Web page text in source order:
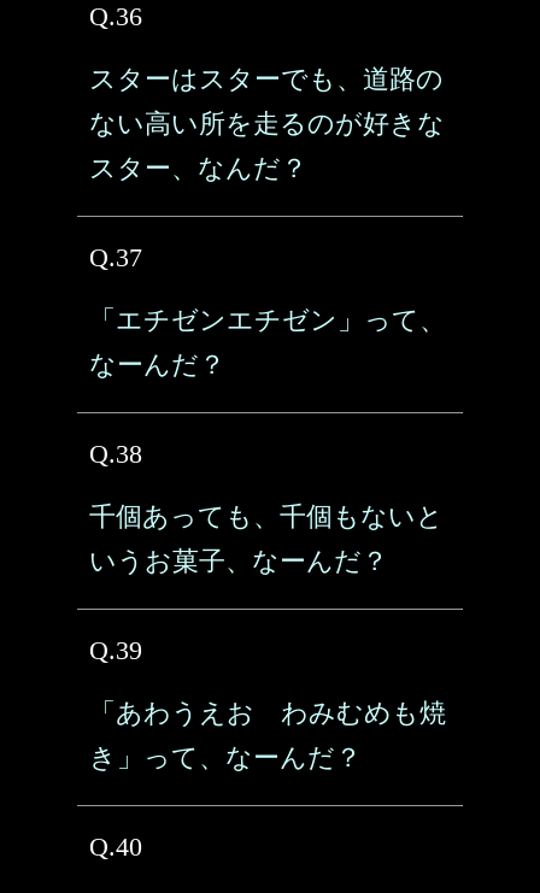
Q.36
スターはスターでも、道路の
ない高い所を走るのが好きな
スター、なんだ？
Q.37
「エチゼンエチゼン」って、
なーんだ？
Q.38
千個あっても、千個もないと
いうお菓子、なーんだ？
Q.39
「あわうえお わみむめも焼
き」って、なーんだ？
Q.40